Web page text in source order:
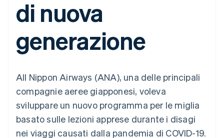
flessibile
Metodi di
pagamento
oltre 125
Terminal
Pagamenti di
Authorization
Boost
Accettazione
ottimizzata
Link
Pagamento
accelerato
della contabilità
Stripe Sigma
personalizzati
Data Pipeline
Gestione del denaro
Piattaforme
SaaS
Aziende di IA
Creator economy
Gaming
Ospitalità, viaggi e
tempo libero
Assicurazione
Gestire gli
abbonamenti
Offrire addebiti in base
all'utilizzo
Emettere carte
garantite da stablecoin
gestisci i servizi con gli
agenti
Risorse
Roadmap del prodotto
Conferenza annuale
Sessions
Lavora con noi
Sala stampa
Recapiti
Contattaci
Diventa nostro partner
di nuova
generazione
All Nippon Airways (ANA), una delle principali
compagnie aeree giapponesi, voleva
sviluppare un nuovo programma per le miglia
basato sulle lezioni apprese durante i disagi
nei viaggi causati dalla pandemia di COVID-19.